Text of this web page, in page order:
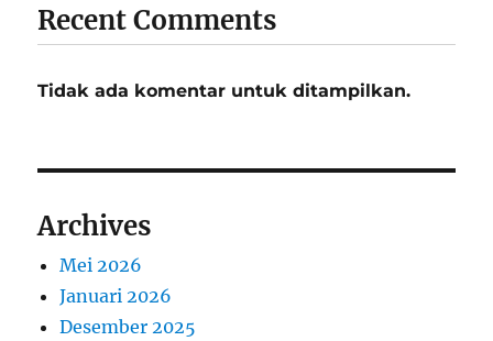
Recent Comments
Tidak ada komentar untuk ditampilkan.
Archives
Mei 2026
Januari 2026
Desember 2025